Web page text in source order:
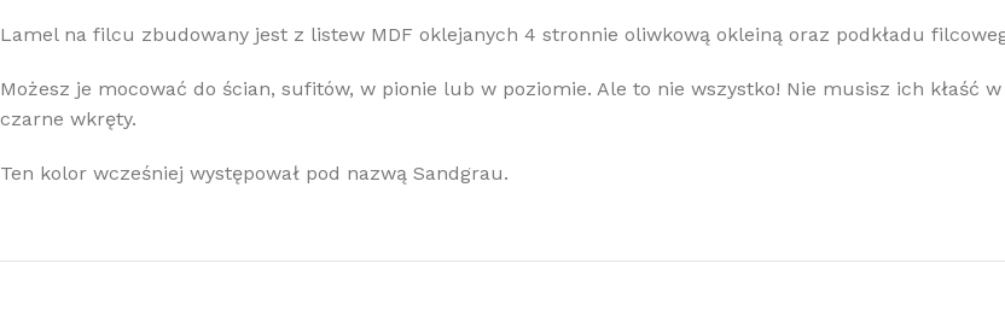
Lamel na filcu zbudowany jest z listew MDF oklejanych 4 stronnie oliwkową okleiną oraz podkładu
Możesz je mocować do ścian, sufitów, w pionie lub w poziomie. Ale to nie wszystko! Nie musisz ich kłaść
czarne wkręty.
Ten kolor wcześniej występował pod nazwą Sandgrau.